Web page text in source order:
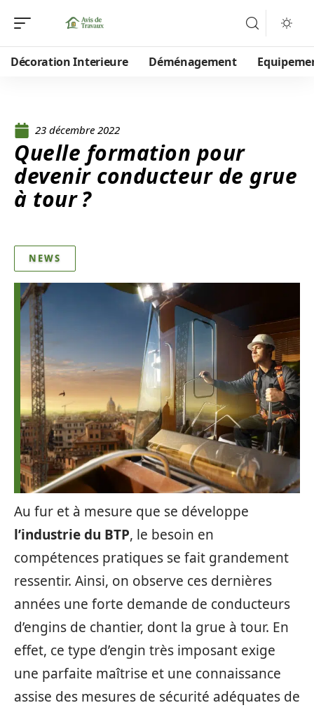
Décoration Interieure Déménagement
23 décembre 2022
Quelle formation pour
devenir conducteur de grue
à tour ?
NEWS
Au fur et à mesure que se développe
l’industrie du BTP, le besoin en
compétences pratiques se fait grandement
ressentir. Ainsi, on observe ces dernières
années une forte demande de conducteurs
d’engins de chantier, dont la grue à tour. En
effet, ce type d’engin très imposant exige
une parfaite maîtrise et une connaissance
assise des mesures de sécurité adéquates de